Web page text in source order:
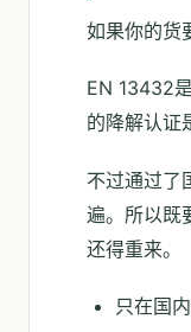
如果你的货
EN 13432
的降解认证
不过通过了
遍。所以既
还得重来。
只在国